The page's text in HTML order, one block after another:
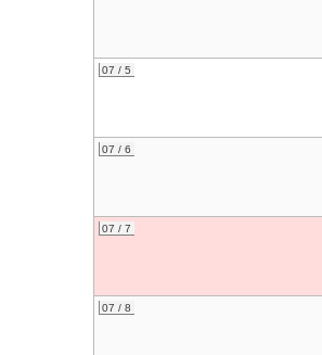
07 / 5
07 / 6
07 / 7
07 / 8